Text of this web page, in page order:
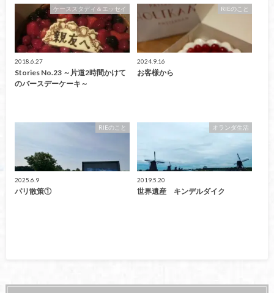
ケーススタディ＆エッセイ
2018.6.27
Stories No.23 ～片道2時間かけて
のバースデーケーキ～
RIEのこと
2024.9.16
お客様から
RIEのこと
2025.6.9
パリ散策①
オランダ生活
2019.5.20
世界遺産 キンデルダイク